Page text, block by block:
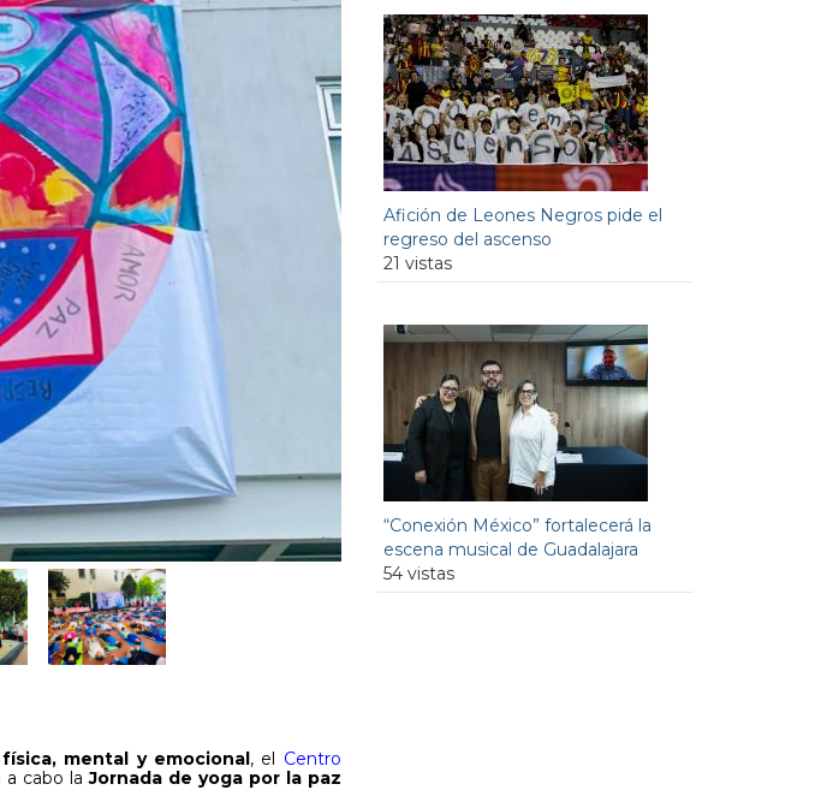
mental y emocional, el Centro
a cabo laJornada de yoga por la paz
Afición de Leones Negros pide el
regreso del ascenso
21 vistas
“Conexión México” fortalecerá la
escena musical de Guadalajara
54 vistas